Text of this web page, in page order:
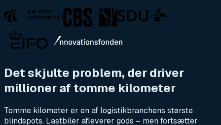
Det skjulte problem, der driver
millioner af tomme kilometer
Tomme kilometer er en af logistikbranchens største
blindspots. Lastbiler afleverer gods – men fortsætter